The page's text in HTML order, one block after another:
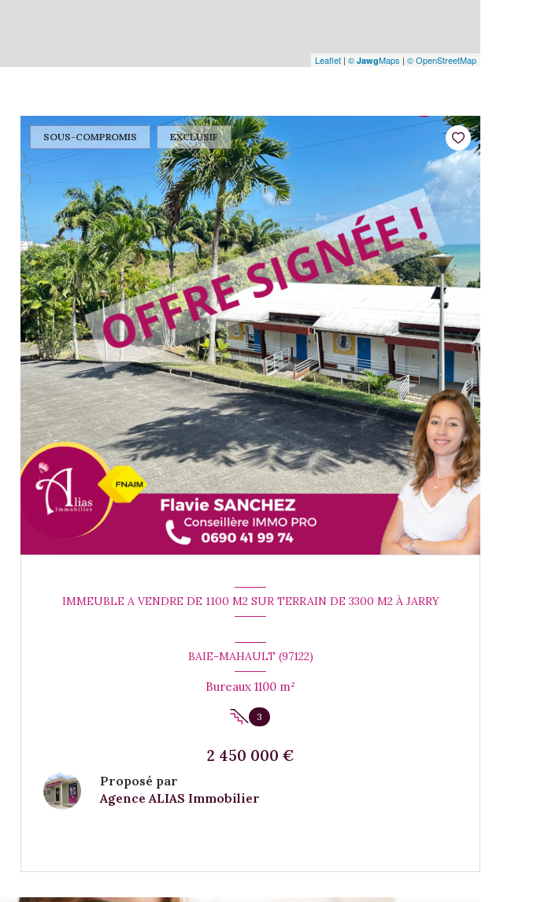
Leaflet | © JawgMaps | © OpenStreetMap
SOUS-COMPROMIS EXCLUSIF
IMMEUBLE A VENDRE DE 1100 M2 SUR TERRAIN DE 3300 M2 À JARRY
BAIE-MAHAULT (97122)
Bureaux 1100 m²
3
2 450 000 €
Proposé par
Agence ALIAS Immobilier